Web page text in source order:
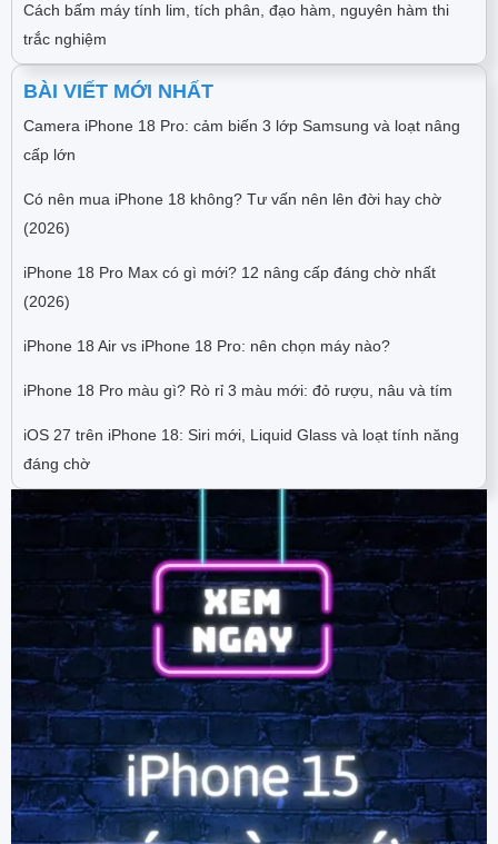
Cách bấm máy tính lim, tích phân, đạo hàm, nguyên hàm thi
trắc nghiệm
BÀI VIẾT MỚI NHẤT
Camera iPhone 18 Pro: cảm biến 3 lớp Samsung và loạt nâng
cấp lớn
Có nên mua iPhone 18 không? Tư vấn nên lên đời hay chờ
(2026)
iPhone 18 Pro Max có gì mới? 12 nâng cấp đáng chờ nhất
(2026)
iPhone 18 Air vs iPhone 18 Pro: nên chọn máy nào?
iPhone 18 Pro màu gì? Rò rỉ 3 màu mới: đỏ rượu, nâu và tím
iOS 27 trên iPhone 18: Siri mới, Liquid Glass và loạt tính năng
đáng chờ